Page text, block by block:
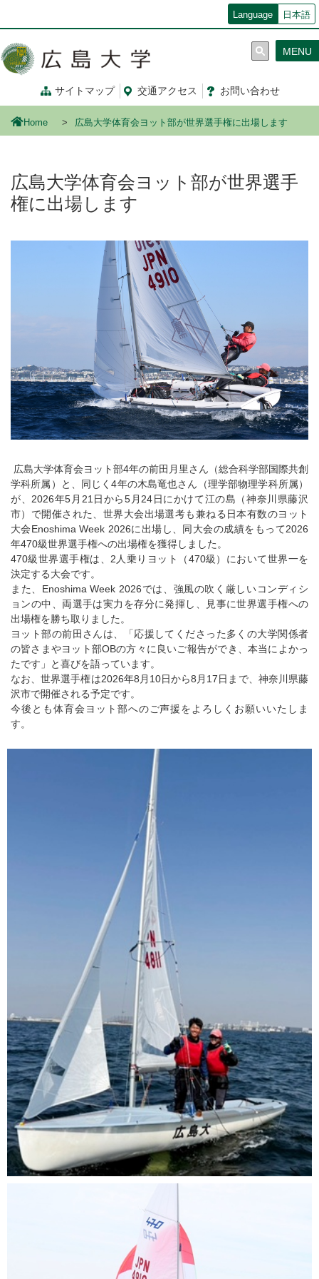
コ
ン
Language 日本語
サイトマップ 交通アクセス お問い合わせ
MENU
Home 広島大学体育会ヨット部が世界選手権に出場します
広島大学体育会ヨット部が世界選手
権に出場します
広島大学体育会ヨット部4年の前田月里さん（総合科学部国際共創
学科所属）と、同じく4年の木島竜也さん（理学部物理学科所属）
が、2026年5月21日から5月24日にかけて江の島（神奈川県藤沢
市）で開催された、世界大会出場選考も兼ねる日本有数のヨット
大会Enoshima Week 2026に出場し、同大会の成績をもって2026
年470級世界選手権への出場権を獲得しました。
470級世界選手権は、2人乗りヨット（470級）において世界一を
決定する大会です。
また、Enoshima Week 2026では、強風の吹く厳しいコンディシ
ョンの中、両選手は実力を存分に発揮し、見事に世界選手権への
出場権を勝ち取りました。
ヨット部の前田さんは、「応援してくださった多くの大学関係者
の皆さまやヨット部OBの方々に良いご報告ができ、本当によかっ
たです」と喜びを語っています。
なお、世界選手権は2026年8月10日から8月17日まで、神奈川県藤
沢市で開催される予定です。
今後とも体育会ヨット部へのご声援をよろしくお願いいたしま
す。